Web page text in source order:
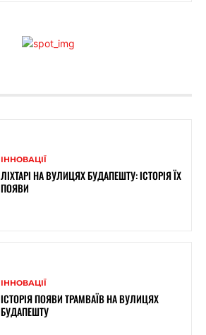
ІННОВАЦІЇ
ЛІХТАРІ НА ВУЛИЦЯХ БУДАПЕШТУ: ІСТОРІЯ ЇХ
ПОЯВИ
ІННОВАЦІЇ
ІСТОРІЯ ПОЯВИ ТРАМВАЇВ НА ВУЛИЦЯХ
БУДАПЕШТУ